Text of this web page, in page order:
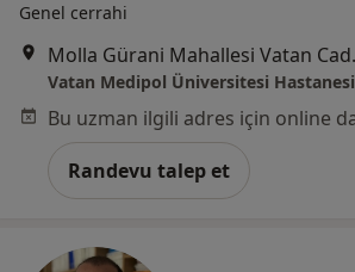
Genel cerrahi
Vatan Medipol Üniversitesi Hastanesi
Randevu talep et